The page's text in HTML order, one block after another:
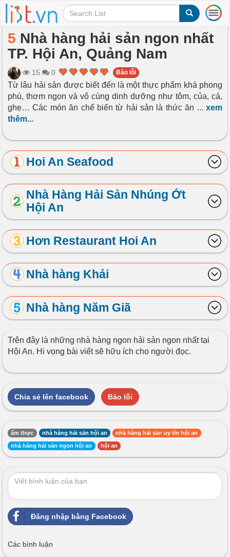
T
o
g
a
i
g
i
o
n
5 Nhà hàng hải sản ngon nhất
TP. Hội An, Quảng Nam
15 0 Báo lỗi
Từ lâu hải sản được biết đến là một thực phẩm khá phong
phú, thơm ngon và vô cùng dinh dưỡng như tôm, của, cá,
ghẹ… Các món ăn chế biến từ hải sản là thức ăn ...xem
thêm...
Hoi An Seafood
Nhà Hàng Hải Sản Nhúng Ớt
Hội An
Hơn Restaurant Hoi An
Nhà hàng Khải
Nhà hàng Năm Giã
Trên đây là những nhà hàng ngon hải sản ngon nhất tại
Hội An. Hi vọng bài viết sẽ hữu ích cho người đọc.
Chia sẻ lên facebook Báo lỗi
ẩm thực nhà hàng hải sản hội an nhà hàng hải sản uy tín hội an
nhà hàng hải sản ngon hội an hội an
Đăng nhập bằng Facebook
Các bình luận